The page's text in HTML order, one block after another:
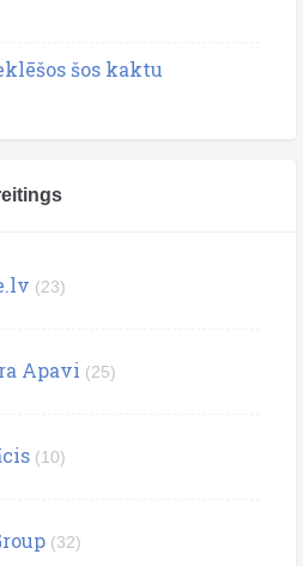
šos kaktu
(23)
Apavi (25)
(10)
(32)